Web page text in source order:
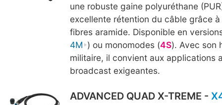
une robuste gaine polyuréthane
excellente rétention du câble grâce
fibres aramide. Disponible en
4M ) ou monomodes (4S). Avec son
militaire, il convient aux applications
broadcast exigeantes.
ADVANCED QUAD X-TREME -